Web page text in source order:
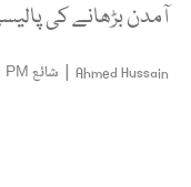
آمدن بڑھانے کی
Ahmed Hussain
| شائع PM